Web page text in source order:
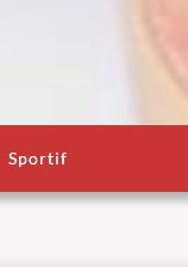
Sportif